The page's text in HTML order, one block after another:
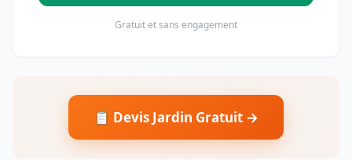
Gratuit et sans engagement
📋 Devis Jardin Gratuit →